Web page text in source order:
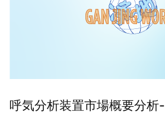
呼気分析装置市場概要分